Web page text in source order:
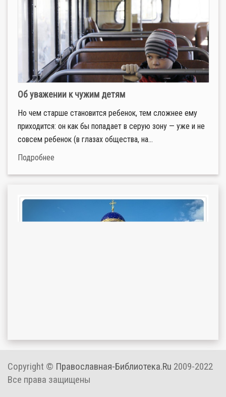
Об уважении к чужим детям
Но чем старше становится ребенок, тем сложнее ему
приходится: он как бы попадает в серую зону — уже и не
совсем ребенок (в глазах общества, на...
Подробнее
Copyright © Православная-Библиотека.Ru 2009-2022
Все права защищены